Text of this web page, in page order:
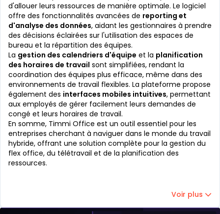
d'allouer leurs ressources de manière optimale. Le logiciel
offre des fonctionnalités avancées de reporting et
d'analyse des données, aidant les gestionnaires à prendre
des décisions éclairées sur l'utilisation des espaces de
bureau et la répartition des équipes.
La gestion des calendriers d'équipe et la planification
des horaires de travail sont simplifiées, rendant la
coordination des équipes plus efficace, même dans des
environnements de travail flexibles. La plateforme propose
également des interfaces mobiles intuitives, permettant
aux employés de gérer facilement leurs demandes de
congé et leurs horaires de travail.
En somme, Timmi Office est un outil essentiel pour les
entreprises cherchant à naviguer dans le monde du travail
hybride, offrant une solution complète pour la gestion du
flex office, du télétravail et de la planification des
ressources.
Voir plus